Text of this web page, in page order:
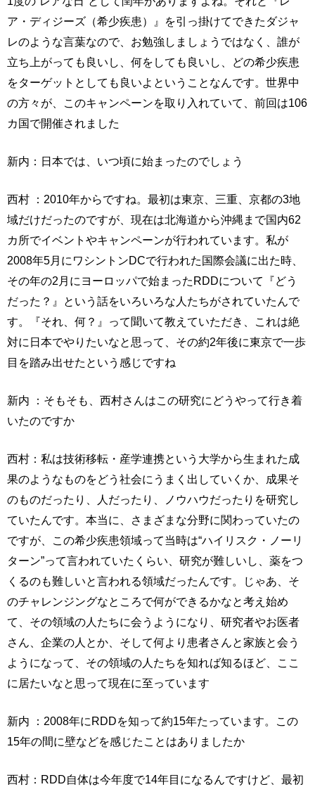
ア・ディジーズ（希少疾患）』を引っ掛けてできたダジャ
レのような言葉なので、お勉強しましょうではなく、誰が
立ち上がっても良いし、何をしても良いし、どの希少疾患
をターゲットとしても良いよということなんです。世界中
の方々が、このキャンペーンを取り入れていて、前回は106
カ国で開催されました
新内：日本では、いつ頃に始まったのでしょう
西村 ：2010年からですね。最初は東京、三重、京都の3地
域だけだったのですが、現在は北海道から沖縄まで国内62
カ所でイベントやキャンペーンが行われています。私が
2008年5月にワシントンDCで行われた国際会議に出た時、
その年の2月にヨーロッパで始まったRDDについて『どう
だった？』という話をいろいろな人たちがされていたんで
す。『それ、何？』って聞いて教えていただき、これは絶
対に日本でやりたいなと思って、その約2年後に東京で一歩
目を踏み出せたという感じですね
新内 ：そもそも、西村さんはこの研究にどうやって行き着
いたのですか
西村：私は技術移転・産学連携という大学から生まれた成
果のようなものをどう社会にうまく出していくか、成果そ
のものだったり、人だったり、ノウハウだったりを研究し
ていたんです。本当に、さまざまな分野に関わっていたの
ですが、この希少疾患領域って当時は“ハイリスク・ノーリ
ターン”って言われていたくらい、研究が難しいし、薬をつ
くるのも難しいと言われる領域だったんです。じゃあ、そ
のチャレンジングなところで何ができるかなと考え始め
て、その領域の人たちに会うようになり、研究者やお医者
さん、企業の人とか、そして何より患者さんと家族と会う
ようになって、その領域の人たちを知れば知るほど、ここ
に居たいなと思って現在に至っています
新内 ：2008年にRDDを知って約15年たっています。この
15年の間に壁などを感じたことはありましたか
西村：RDD自体は今年度で14年目になるんですけど、最初